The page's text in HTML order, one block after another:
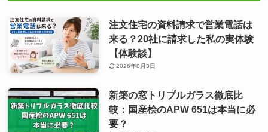
注文住宅の資料請求で営業電話は
来る？20社に請求した私の実体験
【体験談】
2026年8月3日
新築の窓トリプルガラス徹底比
較：国産桧のAPW 651は本当に必
要？